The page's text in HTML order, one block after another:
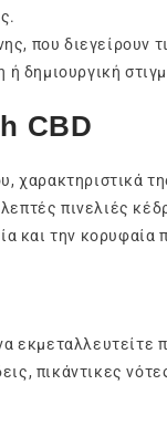
που διεγείρουν
δημιουργική
CBD
χαρακτηριστικά
πινελιές
και την κορυφαία
πικάντικες